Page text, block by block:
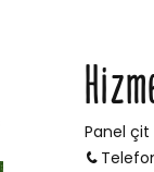
Panel çit